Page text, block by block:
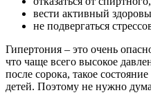
вести активный
не подвергаться
Гипертония – это очень
что чаще всего высокое
после сорока, такое
детей. Поэтому не нужно